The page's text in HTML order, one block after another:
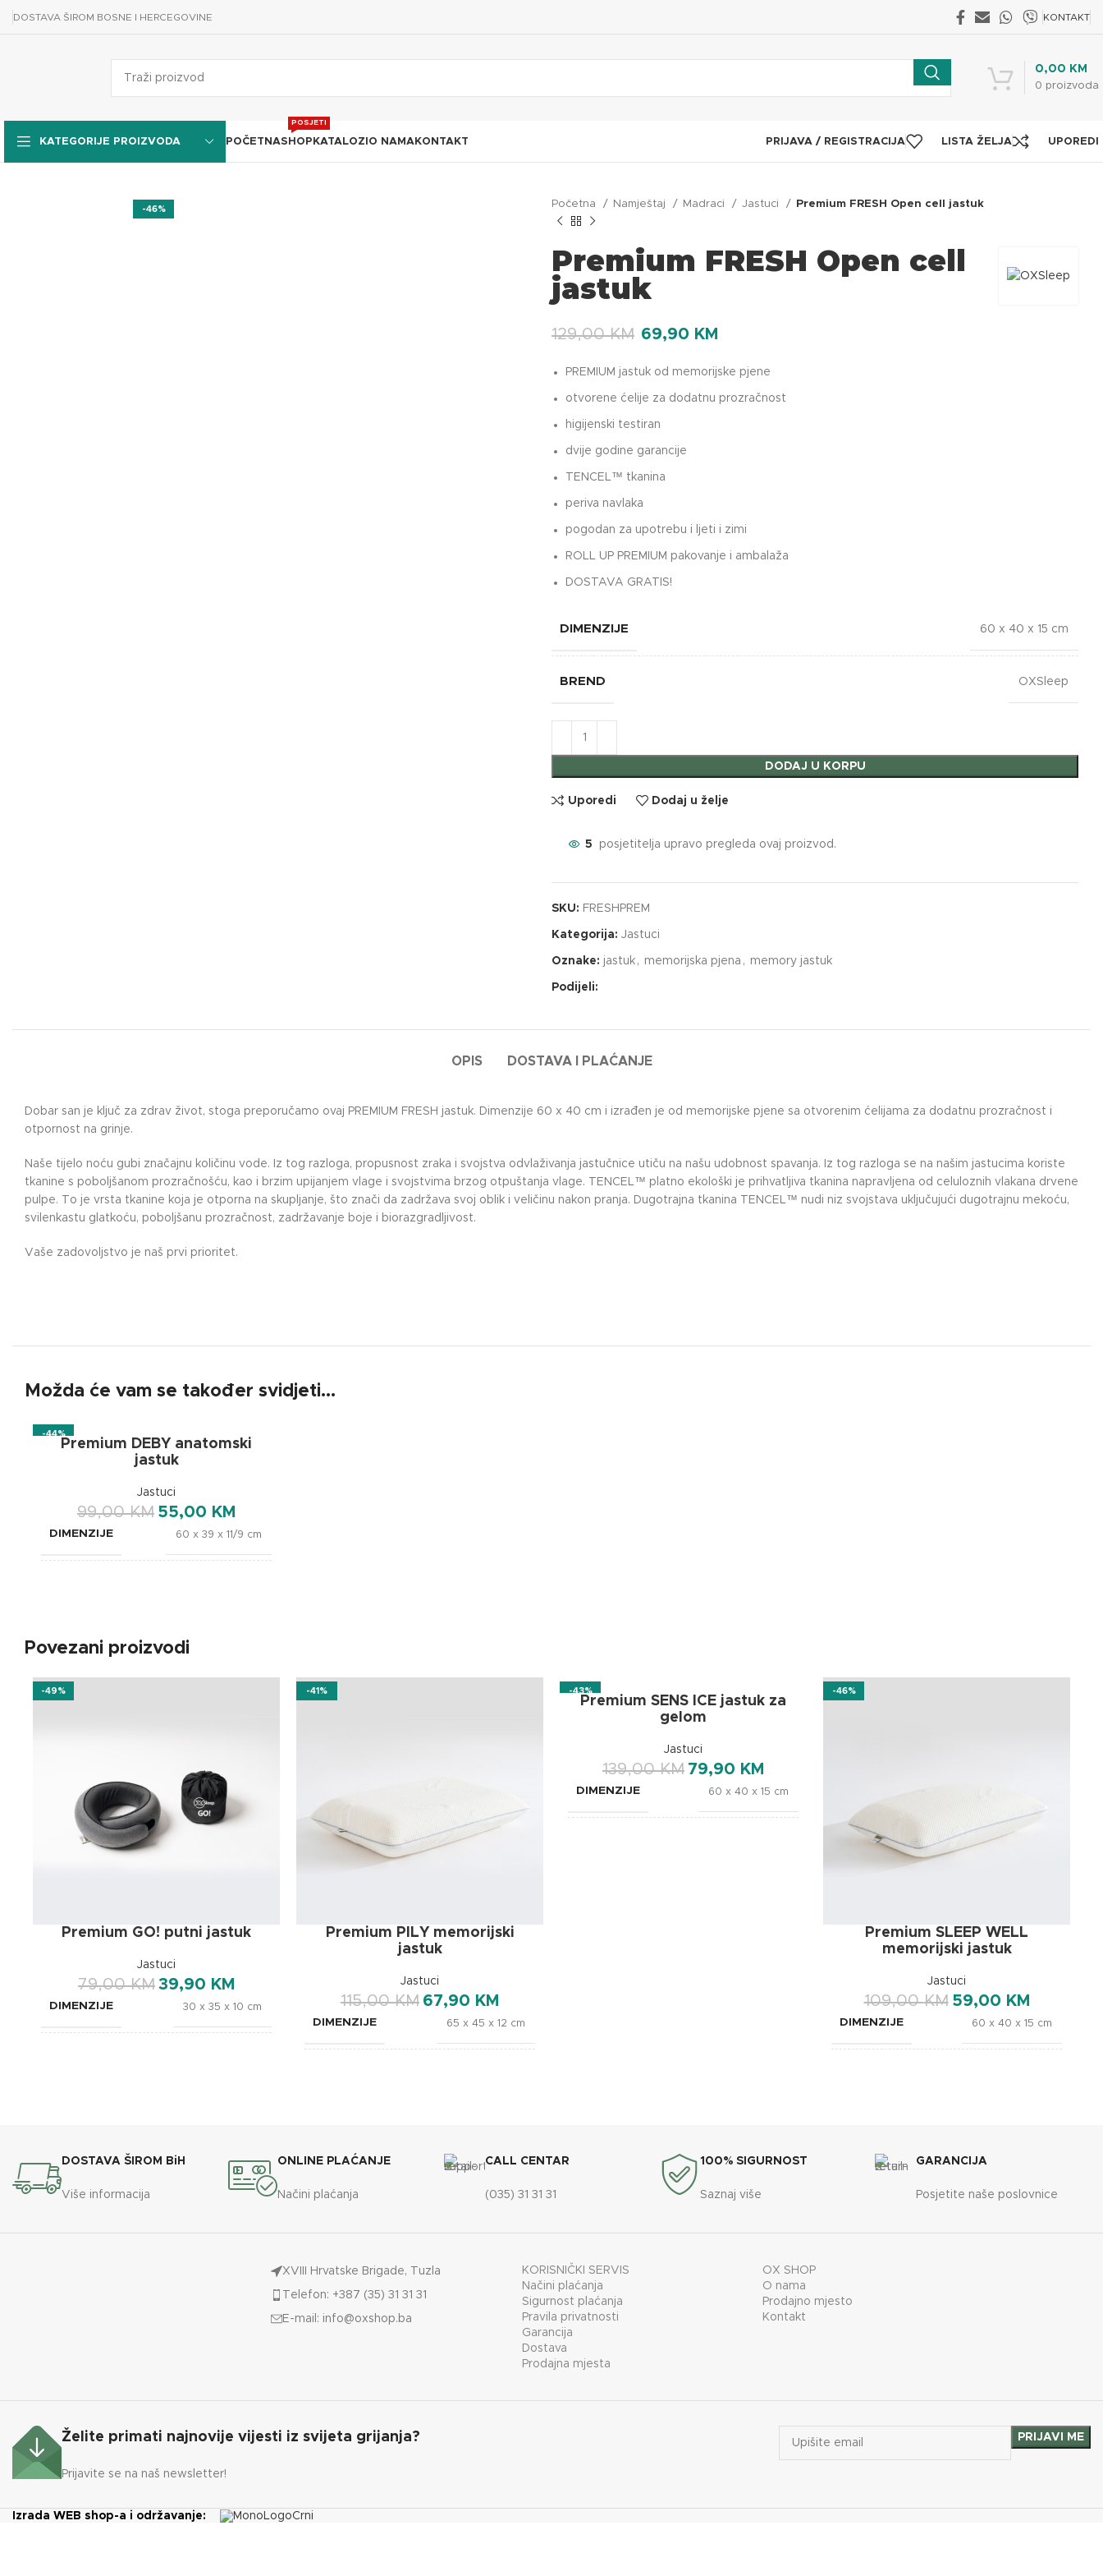
DOSTAVA ŠIROM BOSNE I HERCEGOVINE KONTAKT
0 proizvoda
0,00 KM
KATEGORIJE PROIZVODA POČETNASHOP
POSJETI
KATALOZI O NAMA KONTAKT PRIJAVA / REGISTRACIJA LISTA ŽELJA UPOREDI
-46% Početna Namještaj Madraci Jastuci Premium FRESH Open cell jastuk
Premium FRESH Open cell
jastuk
129,00KM 69,90 KM
PREMIUM jastuk od memorijske pjene
otvorene ćelije za dodatnu prozračnost
higijenski testiran
dvije godine garancije
TENCEL™ tkanina
periva navlaka
pogodan za upotrebu i ljeti i zimi
ROLL UP PREMIUM pakovanje i ambalaža
DOSTAVA GRATIS!
DIMENZIJE 60 x 40 x 15 cm
BREND OXSleep
DODAJ U KORPU
Uporedi Dodaj u želje
5 posjetitelja upravo pregleda ovaj proizvod.
SKU: FRESHPREM
Kategorija: Jastuci
Oznake: jastuk , memorijska pjena , memory jastuk
Podijeli:
OPIS DOSTAVA I PLAĆANJE
Dobar san je ključ za zdrav život, stoga preporučamo ovaj PREMIUM FRESH jastuk. Dimenzije 60 x 40 cm i izrađen je od memorijske pjene sa otvorenim ćelijama za dodatnu prozračnost i
otpornost na grinje.
Naše tijelo noću gubi značajnu količinu vode. Iz tog razloga, propusnost zraka i svojstva odvlaživanja jastučnice utiču na našu udobnost spavanja. Iz tog razloga se na našim jastucima koriste
tkanine s poboljšanom prozračnošću, kao i brzim upijanjem vlage i svojstvima brzog otpuštanja vlage. TENCEL™ platno ekološki je prihvatljiva tkanina napravljena od celuloznih vlakana drvene
pulpe. To je vrsta tkanine koja je otporna na skupljanje, što znači da zadržava svoj oblik i veličinu nakon pranja. Dugotrajna tkanina TENCEL™ nudi niz svojstava uključujući dugotrajnu mekoću,
svilenkastu glatkoću, poboljšanu prozračnost, zadržavanje boje i biorazgradljivost.
Vaše zadovoljstvo je naš prvi prioritet.
Možda će vam se također svidjeti…
-44%
Premium DEBY anatomski
jastuk
Jastuci
99,00KM 55,00 KM
DIMENZIJE 60 x 39 x 11/9 cm
Povezani proizvodi
-49%
Premium GO! putni jastuk
Jastuci
79,00KM 39,90 KM
DIMENZIJE 30 x 35 x 10 cm
-41%
Premium PILY memorijski
jastuk
Jastuci
115,00KM 67,90 KM
DIMENZIJE 65 x 45 x 12 cm
-43%
Premium SENS ICE jastuk za
gelom
Jastuci
139,00KM 79,90 KM
DIMENZIJE 60 x 40 x 15 cm
-46%
Premium SLEEP WELL
memorijski jastuk
Jastuci
109,00KM 59,00 KM
DIMENZIJE 60 x 40 x 15 cm
DOSTAVA ŠIROM BiH
Više informacija
ONLINE PLAĆANJE
Načini plaćanja
CALL CENTAR
(035) 31 31 31
100% SIGURNOST
Saznaj više
GARANCIJA
Posjetite naše poslovnice
XVIII Hrvatske Brigade, Tuzla
Telefon: +387 (35) 31 31 31
E-mail: info@oxshop.ba
KORISNIČKI SERVIS
Načini plaćanja
Sigurnost plaćanja
Pravila privatnosti
Garancija
Dostava
Prodajna mjesta
OX SHOP
O nama
Prodajno mjesto
Kontakt
Želite primati najnovije vijesti iz svijeta grijanja?
Prijavite se na naš newsletter!
Izrada WEB shop-a i održavanje: